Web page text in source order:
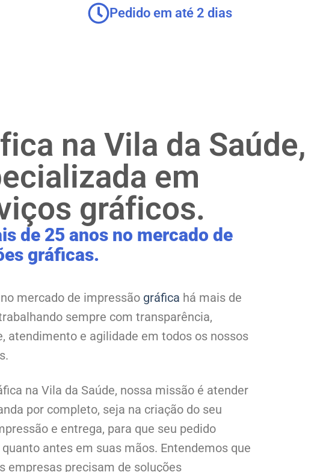
Pedido em até 2 dias
na Vila da Saúde,
em
gráficos.
de 25 anos no mercado de
gráficas.
mercado de impressão gráfica há mais de
sempre com transparência,
atendimento e agilidade em todos os nossos
na Vila da Saúde, nossa missão é atender
por completo, seja na criação do seu
e entrega, para que seu pedido
quanto antes em suas mãos. Entendemos que
empresas precisam de soluções